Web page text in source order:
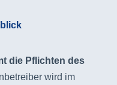
die Pflichten des
wird im